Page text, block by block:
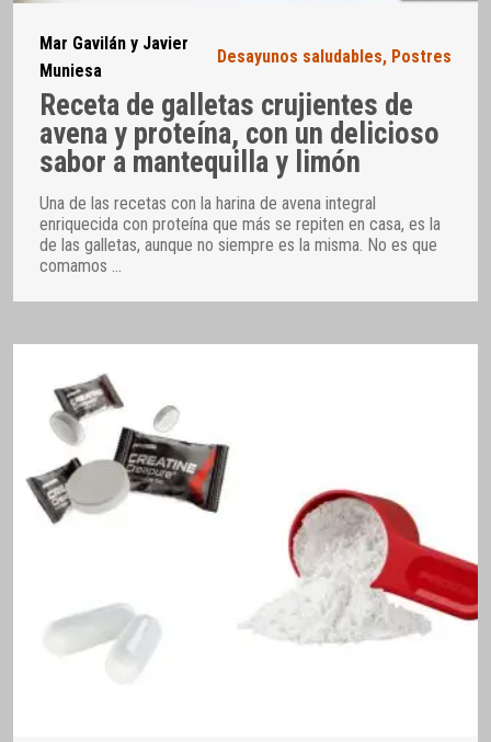
Mar Gavilán y Javier
Muniesa
Desayunos saludables, Postres
Receta de galletas crujientes de
avena y proteína, con un delicioso
sabor a mantequilla y limón
Una de las recetas con la harina de avena integral
enriquecida con proteína que más se repiten en casa, es la
de las galletas, aunque no siempre es la misma. No es que
comamos